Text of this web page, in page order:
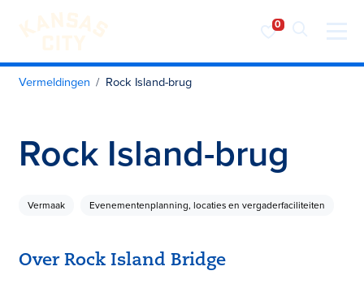
Bezoek KC
Ga naar inhoud
Vermeldingen Rock Island-brug
Rock Island-brug
Vermaak Evenementenplanning, locaties en vergaderfaciliteiten
Over Rock Island Bridge